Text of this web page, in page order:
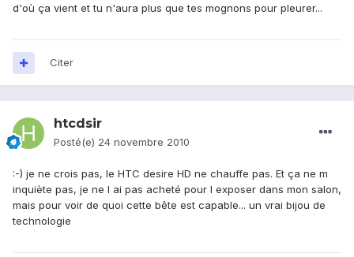
d'où ça vient et tu n'aura plus que tes mognons pour pleurer...
Citer
htcdsir
Posté(e) 24 novembre 2010
:-) je ne crois pas, le HTC desire HD ne chauffe pas. Et ça ne m
inquiète pas, je ne l ai pas acheté pour l exposer dans mon salon,
mais pour voir de quoi cette bête est capable... un vrai bijou de
technologie